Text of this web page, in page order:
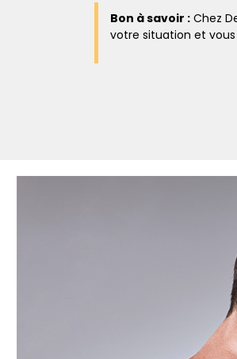
Bon à savoir : Chez
votre situation et